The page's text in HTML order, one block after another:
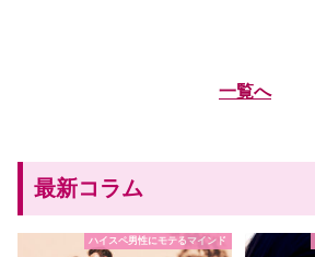
一覧へ
最新コラム
ハイスペ男性にモテるマインド